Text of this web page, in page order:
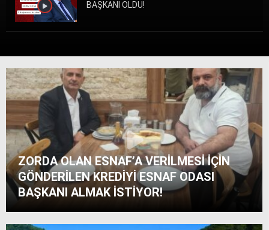
BAŞKANI OLDU!
GÜLLER AÇMAYAN ARDAHAN
YOLLARINDAN İŞE GİDİP, GELEN KOMUTAN
EMEKLİYE GİTTİ!
CHP’yi terk edenler sınıra dayandı!
KOÇYİĞİT’E TAM DESTEK!
ZORDA OLAN ESNAF’A VERİLMESİ İÇİN
GÖNDERİLEN KREDİYİ ESNAF ODASI
BAŞKANI ALMAK İSTİYOR!